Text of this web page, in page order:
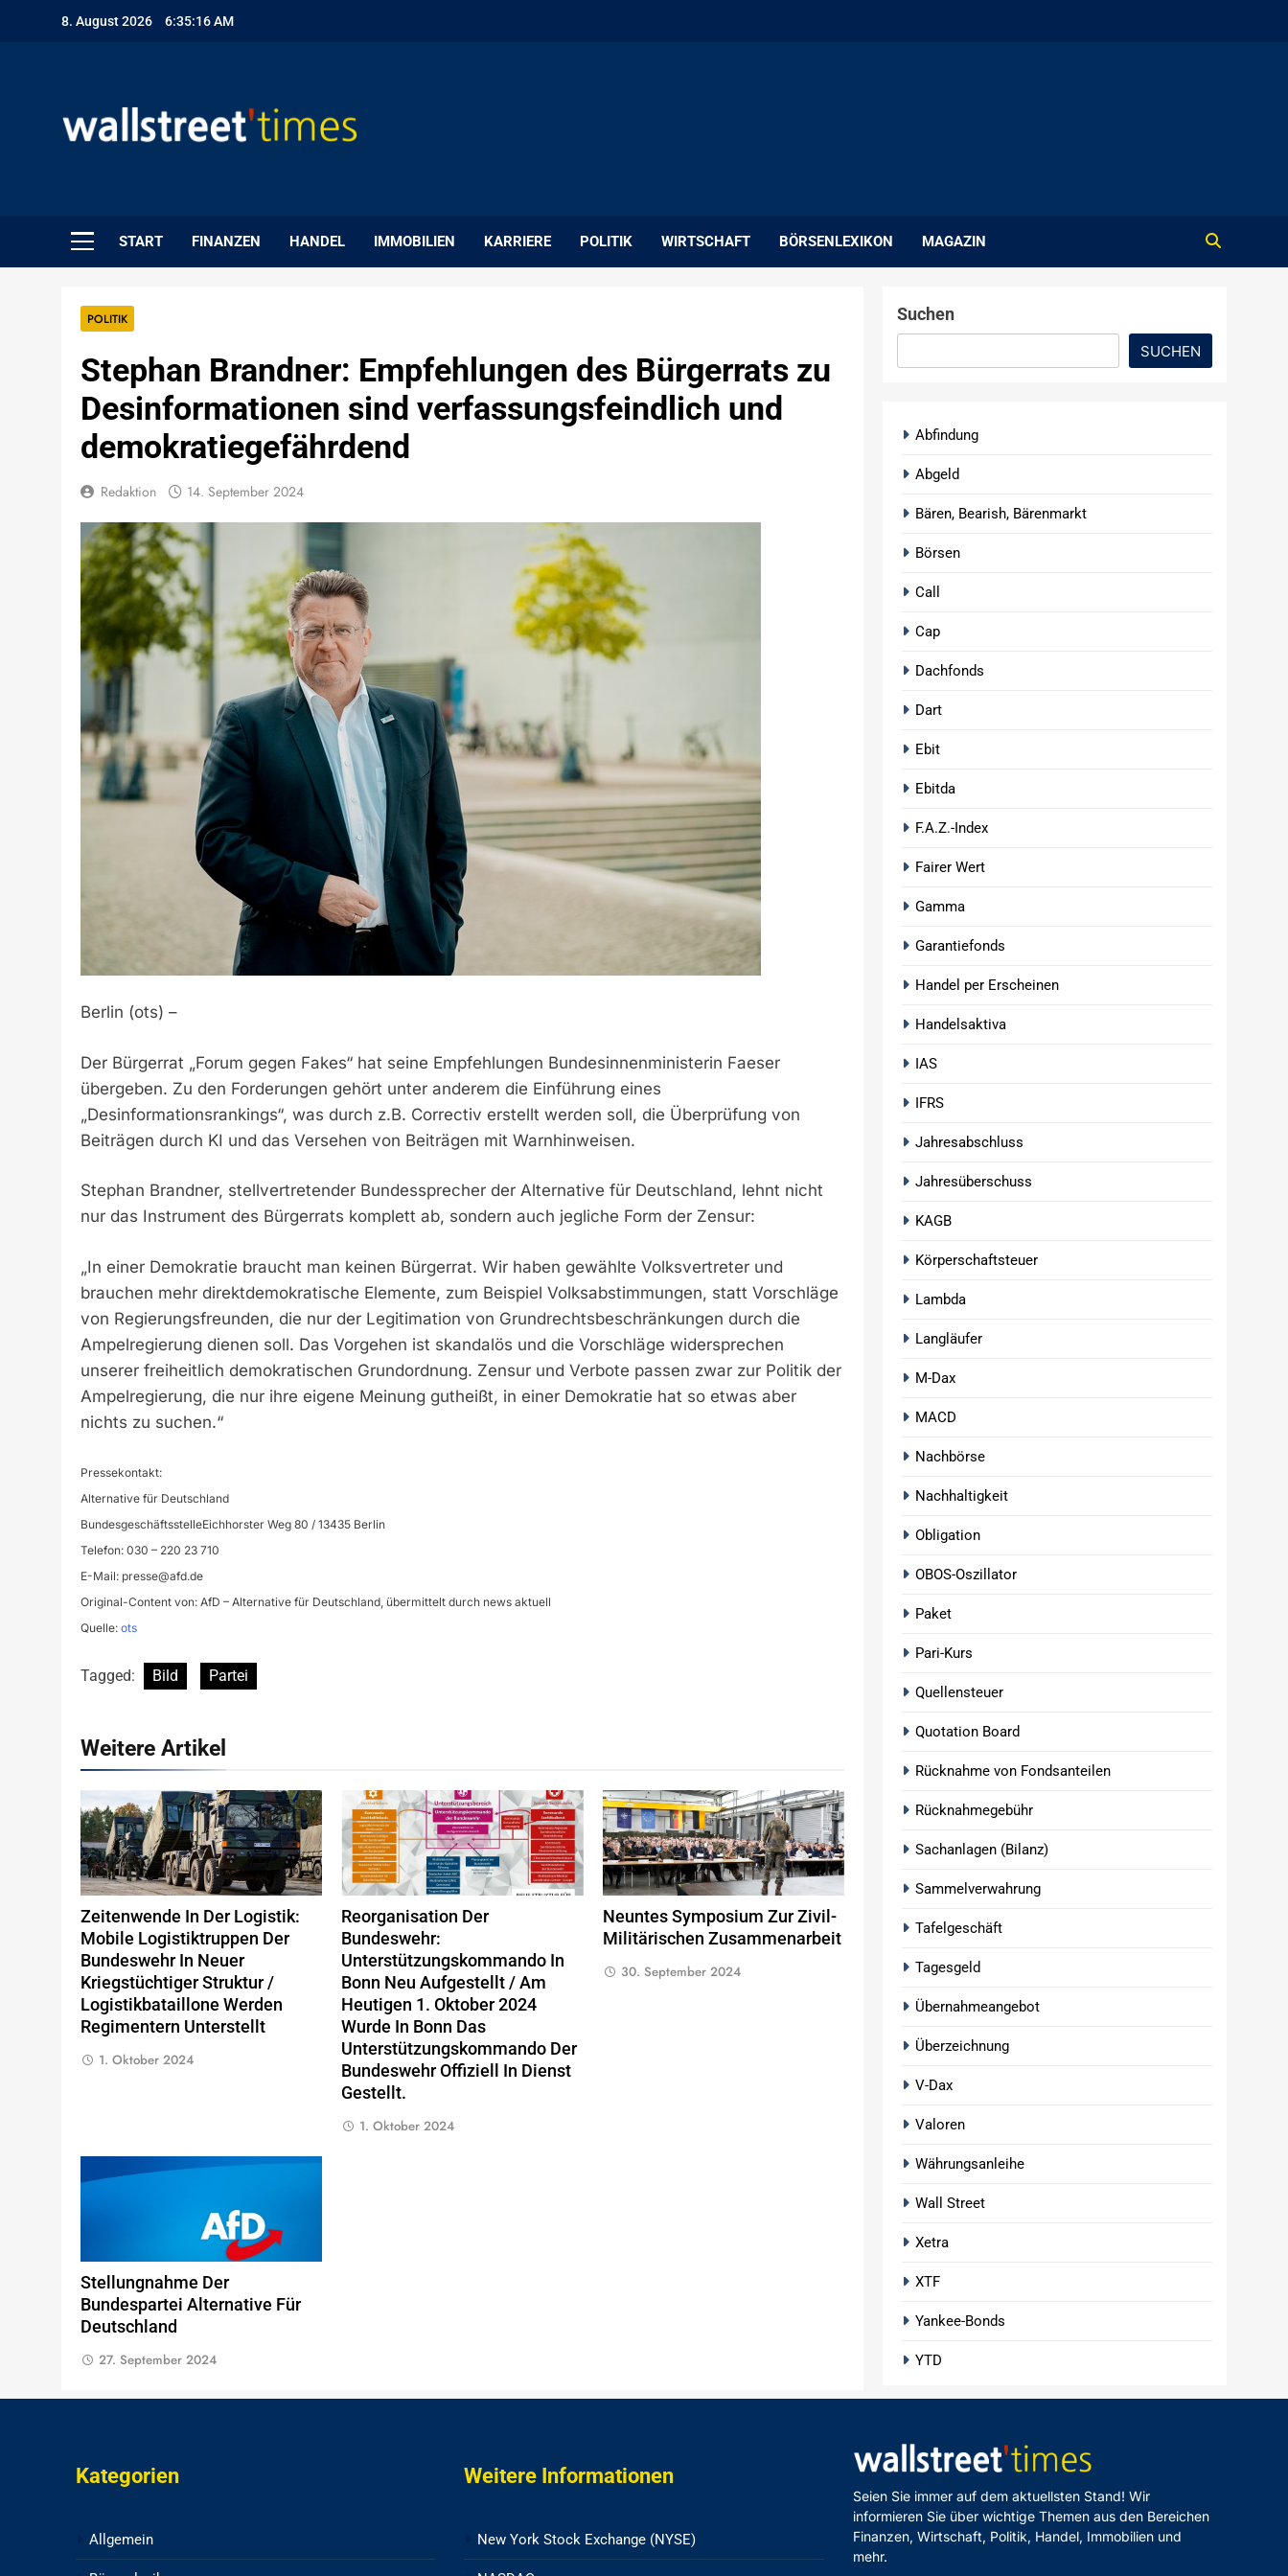
8. August 2026 6:35:17 AM
START FINANZEN HANDEL IMMOBILIEN KARRIERE POLITIK WIRTSCHAFT BÖRSENLEXIKON MAGAZIN
POLITIK
Stephan Brandner: Empfehlungen des Bürgerrats zu
Desinformationen sind verfassungsfeindlich und
demokratiegefährdend
Redaktion 14. September 2024
Berlin (ots) –
Der Bürgerrat „Forum gegen Fakes“ hat seine Empfehlungen Bundesinnenministerin Faeser
übergeben. Zu den Forderungen gehört unter anderem die Einführung eines
„Desinformationsrankings“, was durch z.B. Correctiv erstellt werden soll, die Überprüfung von
Beiträgen durch KI und das Versehen von Beiträgen mit Warnhinweisen.
Stephan Brandner, stellvertretender Bundessprecher der Alternative für Deutschland, lehnt nicht
nur das Instrument des Bürgerrats komplett ab, sondern auch jegliche Form der Zensur:
„In einer Demokratie braucht man keinen Bürgerrat. Wir haben gewählte Volksvertreter und
brauchen mehr direktdemokratische Elemente, zum Beispiel Volksabstimmungen, statt Vorschläge
von Regierungsfreunden, die nur der Legitimation von Grundrechtsbeschränkungen durch die
Ampelregierung dienen soll. Das Vorgehen ist skandalös und die Vorschläge widersprechen
unserer freiheitlich demokratischen Grundordnung. Zensur und Verbote passen zwar zur Politik der
Ampelregierung, die nur ihre eigene Meinung gutheißt, in einer Demokratie hat so etwas aber
nichts zu suchen.“
Pressekontakt:
Alternative für Deutschland
BundesgeschäftsstelleEichhorster Weg 80 / 13435 Berlin
Telefon: 030 – 220 23 710
E-Mail: presse@afd.de
Original-Content von: AfD – Alternative für Deutschland, übermittelt durch news aktuell
Quelle: ots
Tagged: Bild Partei
Weitere Artikel
Zeitenwende In Der Logistik:
Mobile Logistiktruppen Der
Bundeswehr In Neuer
Kriegstüchtiger Struktur /
Logistikbataillone Werden
Regimentern Unterstellt
1. Oktober 2024
Reorganisation Der
Bundeswehr:
Unterstützungskommando In
Bonn Neu Aufgestellt / Am
Heutigen 1. Oktober 2024
Wurde In Bonn Das
Unterstützungskommando Der
Bundeswehr Offiziell In Dienst
Gestellt.
1. Oktober 2024
Neuntes Symposium Zur Zivil-
Militärischen Zusammenarbeit
30. September 2024
Stellungnahme Der
Bundespartei Alternative Für
Deutschland
27. September 2024
Suchen
SUCHEN
Abfindung
Abgeld
Bären, Bearish, Bärenmarkt
Börsen
Call
Cap
Dachfonds
Dart
Ebit
Ebitda
F.A.Z.-Index
Fairer Wert
Gamma
Garantiefonds
Handel per Erscheinen
Handelsaktiva
IAS
IFRS
Jahresabschluss
Jahresüberschuss
KAGB
Körperschaftsteuer
Lambda
Langläufer
M-Dax
MACD
Nachbörse
Nachhaltigkeit
Obligation
OBOS-Oszillator
Paket
Pari-Kurs
Quellensteuer
Quotation Board
Rücknahme von Fondsanteilen
Rücknahmegebühr
Sachanlagen (Bilanz)
Sammelverwahrung
Tafelgeschäft
Tagesgeld
Übernahmeangebot
Überzeichnung
V-Dax
Valoren
Währungsanleihe
Wall Street
Xetra
XTF
Yankee-Bonds
YTD
Kategorien
Allgemein
Weitere Informationen
New York Stock Exchange (NYSE)
Seien Sie immer auf dem aktuellsten Stand! Wir
informieren Sie über wichtige Themen aus den Bereichen
Finanzen, Wirtschaft, Politik, Handel, Immobilien und
mehr.